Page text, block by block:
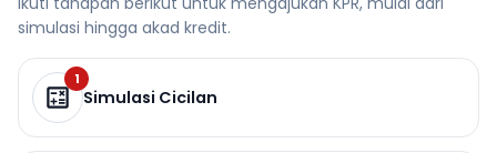
simulasi hingga akad kredit.
1
Simulasi Cicilan